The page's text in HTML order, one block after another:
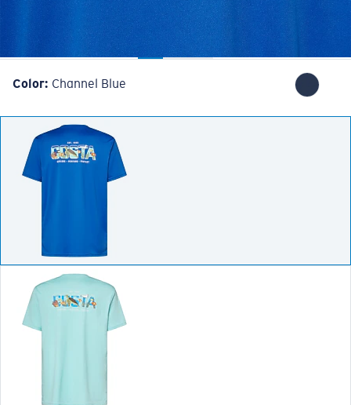
Color: Channel Blue